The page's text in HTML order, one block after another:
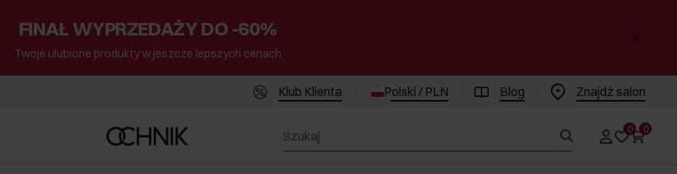
FINAŁ WYPRZEDAŻY DO -60%
Twoje ulubione produkty w jeszcze lepszych cenach
Klub Klienta Polski / PLN Blog Znajdż salon
0 0